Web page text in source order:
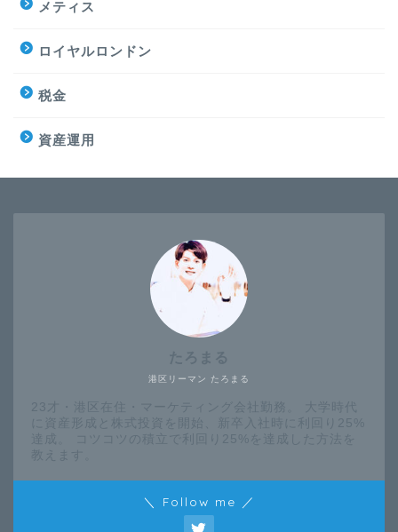
メティス
ロイヤルロンドン
税金
資産運用
港区リーマン たろまる
たろまる
23才・港区在住・マーケティング会社勤務。 大学時代
に資産形成と株式投資を開始、新卒入社時に利回り25%
達成。 コツコツの積立で利回り25%を達成した方法を
教えます。
＼ Follow me ／